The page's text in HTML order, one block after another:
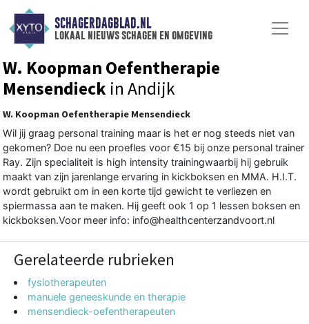
SCHAGERDAGBLAD.NL
lokaal nieuws schagen en omgeving
W. Koopman Oefentherapie
Mensendieck in Andijk
W. Koopman Oefentherapie Mensendieck
Wil jij graag personal training maar is het er nog steeds niet van
gekomen? Doe nu een proefles voor €15 bij onze personal trainer
Ray. Zijn specialiteit is high intensity trainingwaarbij hij gebruik
maakt van zijn jarenlange ervaring in kickboksen en MMA. H.I.T.
wordt gebruikt om in een korte tijd gewicht te verliezen en
spiermassa aan te maken. Hij geeft ook 1 op 1 lessen boksen en
kickboksen.Voor meer info: info@healthcenterzandvoort.nl
Gerelateerde rubrieken
fysiotherapeuten
manuele geneeskunde en therapie
mensendieck-oefentherapeuten